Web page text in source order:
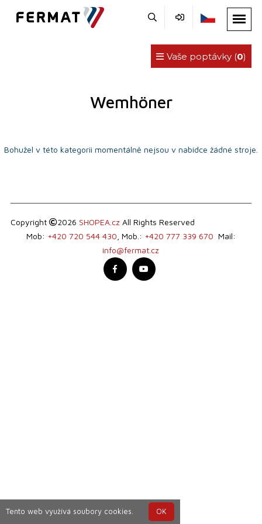
Vaše poptávky (0)
Wemhöner
Bohužel v této kategorii momentálně nejsou v nabídce žádné stroje.
Copyright 2026 SHOPEA.cz All Rights Reserved
Mob: +420 720 544 430 , Mob.: +420 777 339 670 Mail:
info@fermat.cz
Tento web využívá soubory cookies. OK